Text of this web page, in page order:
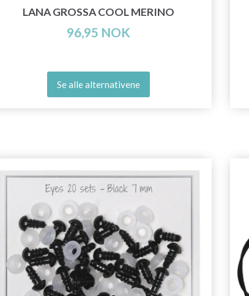
LANA GROSSA COOL MERINO
96,95 NOK
Se alle alternativene